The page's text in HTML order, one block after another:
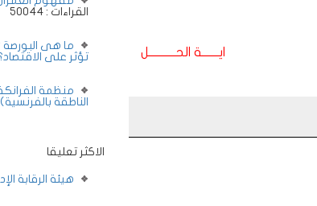
ايـــــــة الحـــــــــــل
القراءات : 50044
ما هى
تؤثر على
منظمة
الناطقة بالفرنسية)
الاكثر تعليقا
هيئة الرقابة